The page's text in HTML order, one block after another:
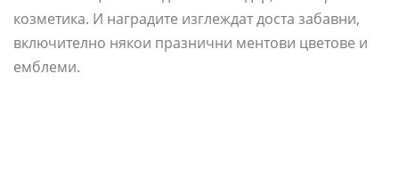
козметика. И наградите изглеждат доста забавни,
включително някои празнични ментови цветове и
емблеми.